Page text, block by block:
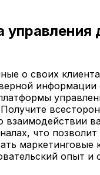
управления
о своих
взаимодействии
что
маркетинговые
опыт и